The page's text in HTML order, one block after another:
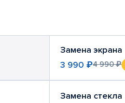
Замена экрана
3 990 ₽4 990 ₽
Замена стекла